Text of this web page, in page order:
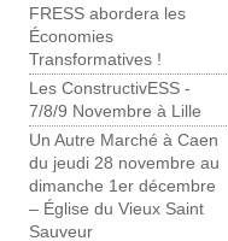
FRESS abordera les
Économies
Transformatives !
Les ConstructivESS -
7/8/9 Novembre à Lille
Un Autre Marché à Caen
du jeudi 28 novembre au
dimanche 1er décembre
– Église du Vieux Saint
Sauveur